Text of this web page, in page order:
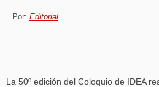
Por: Editorial
La 50º edición del Coloquio de IDEA